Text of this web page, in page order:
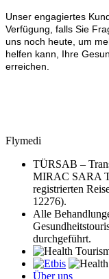
Unser engagiertes
Verfügung, falls Sie
uns noch heute, um
helfen kann, Ihre
erreichen.
Flymedi
TÜRSAB –
MIRAC SARA
registrierten
12276).
Alle
durchgeführt.
Über uns